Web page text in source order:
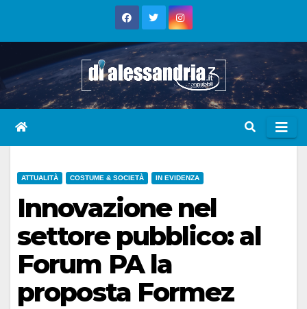
ATTUALITÀ COSTUME & SOCIETÀ IN EVIDENZA
Innovazione nel
settore pubblico: al
Forum PA la
proposta Formez